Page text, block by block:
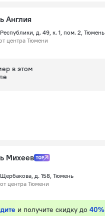
Англия
д. 49, к. 1, пом. 2, Тюмень
центра Тюмени
в этом
Михеев
д. 158, Тюмень
центра Тюмени
и получите скидку до 40%